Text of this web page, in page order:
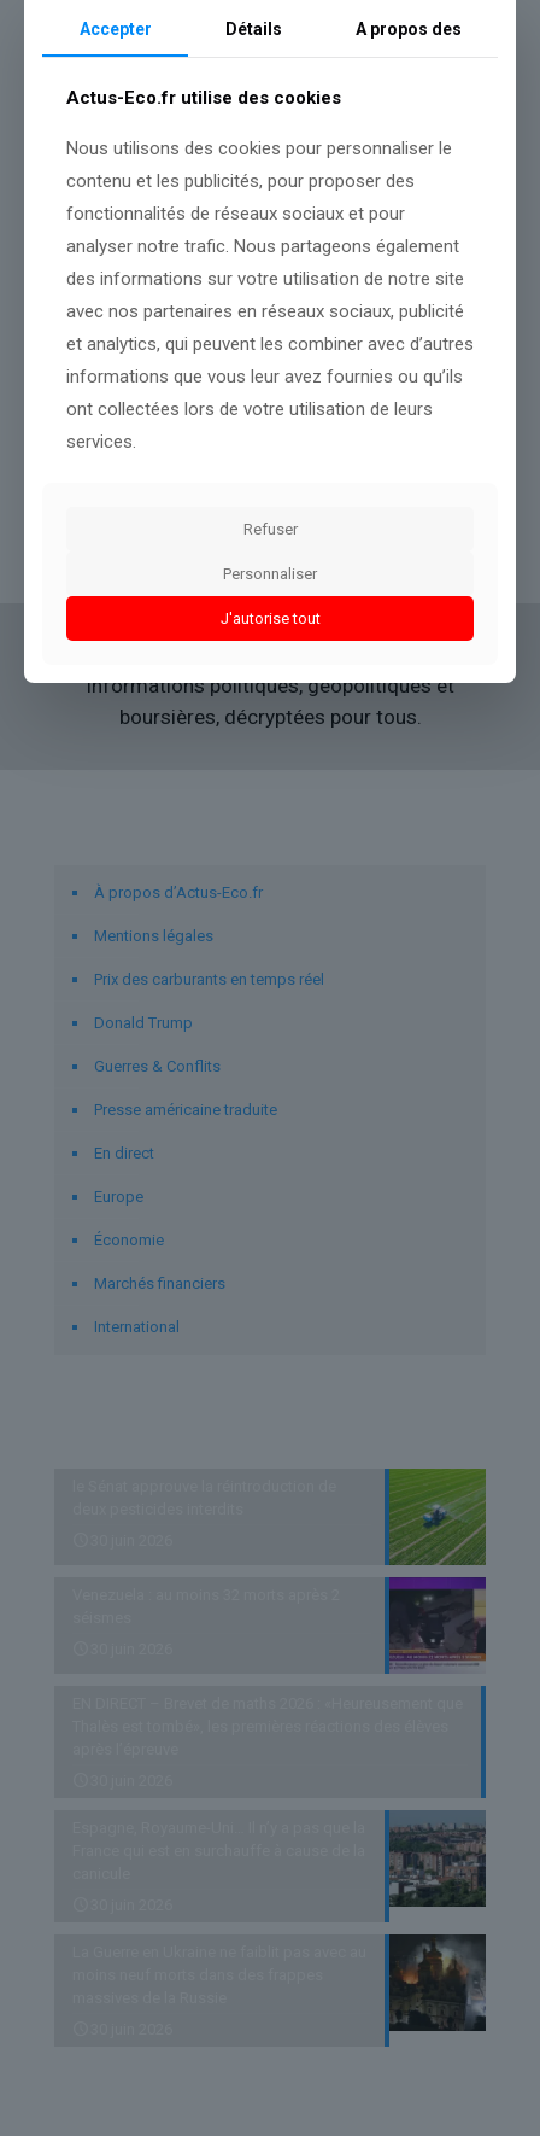
Dans le même thème
Le 250e anniversaire de l’Amérique ignoré par les entreprises
informations politiques, géopolitiques et
boursières, décryptées pour tous.
À propos d’Actus-Eco.fr
Mentions légales
Prix des carburants en temps réel
Donald Trump
Guerres & Conflits
Presse américaine traduite
En direct
Europe
Économie
Marchés financiers
International
Accepter Détails A propos des
Actus-Eco.fr utilise des cookies
Nous utilisons des cookies pour personnaliser le
contenu et les publicités, pour proposer des
fonctionnalités de réseaux sociaux et pour
analyser notre trafic. Nous partageons également
des informations sur votre utilisation de notre site
avec nos partenaires en réseaux sociaux, publicité
et analytics, qui peuvent les combiner avec d’autres
informations que vous leur avez fournies ou qu’ils
ont collectées lors de votre utilisation de leurs
services.
Refuser
Personnaliser
J'autorise tout